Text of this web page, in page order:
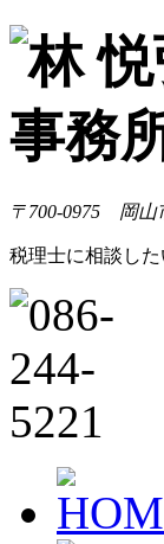
〒700-0975 岡山
税理士に相談し